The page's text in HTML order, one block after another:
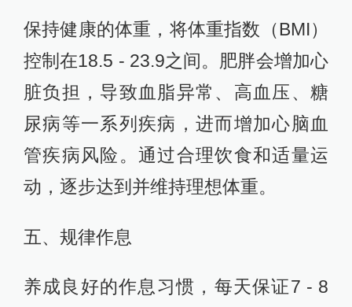
保持健康的体重，将体重指数（BMI）
控制在18.5 - 23.9之间。肥胖会增加心
脏负担，导致血脂异常、高血压、糖
尿病等一系列疾病，进而增加心脑血
管疾病风险。通过合理饮食和适量运
动，逐步达到并维持理想体重。
五、规律作息
养成良好的作息习惯，每天保证7 - 8